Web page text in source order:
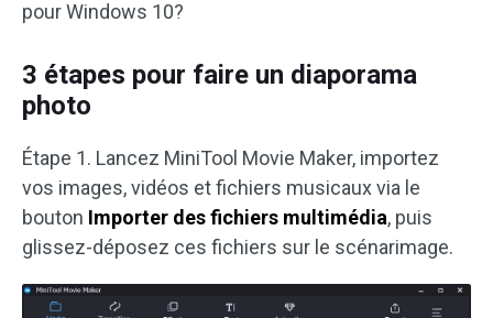
pour Windows 10?
3 étapes pour faire un diaporama
photo
Étape 1. Lancez MiniTool Movie Maker, importez
vos images, vidéos et fichiers musicaux via le
bouton Importer des fichiers multimédia, puis
glissez-déposez ces fichiers sur le scénarimage.